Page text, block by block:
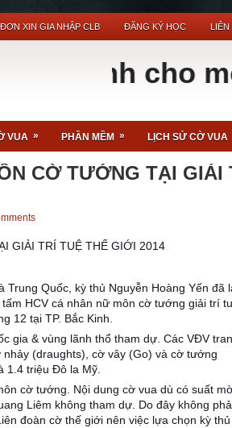
ĐƠN XIN GIA NHẬP CLB ĐĂNG KÝ HỌC LIÊN
cho mọi
VUA » PHẦN MỀM » LỊCH SỬ CỜ VUA
CỜ TƯỚNG TẠI GIẢI
GIẢI TRÍ TUỆ THẾ GIỚI 2014
Quốc, kỳ thủ Nguyễn Hoàng Yến đã
HCV cá nhân nữ môn cờ tướng giải trí
12 tại TP. Bắc Kinh.
gia & vùng lãnh thổ tham dự. Các VĐV
(draughts), cờ vây (Go) và cờ tướng
1.4 triệu Đô la Mỹ.
cờ tướng. Nội dung cờ vua dù có suất
Liêm không tham dự. Do đây không
đoàn cờ thế giới nên việc lựa chọn kỳ thủ